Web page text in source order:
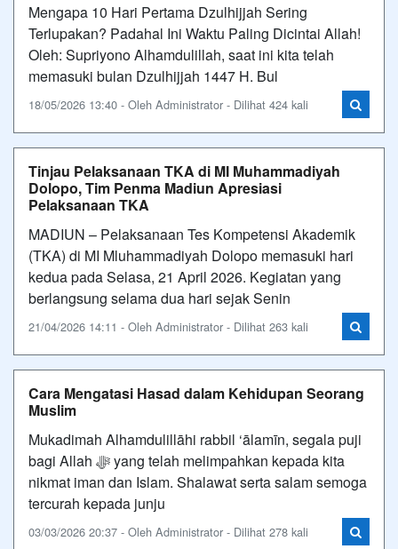
Mengapa 10 Hari Pertama Dzulhijjah Sering
Terlupakan? Padahal Ini Waktu Paling Dicintai Allah!
Oleh: Supriyono Alhamdulillah, saat ini kita telah
memasuki bulan Dzulhijjah 1447 H. Bul
18/05/2026 13:40 - Oleh Administrator - Dilihat 424 kali
Tinjau Pelaksanaan TKA di MI Muhammadiyah
Dolopo, Tim Penma Madiun Apresiasi
Pelaksanaan TKA
MADIUN – Pelaksanaan Tes Kompetensi Akademik
(TKA) di MI Mluhammadiyah Dolopo memasuki hari
kedua pada Selasa, 21 April 2026. Kegiatan yang
berlangsung selama dua hari sejak Senin
21/04/2026 14:11 - Oleh Administrator - Dilihat 263 kali
Cara Mengatasi Hasad dalam Kehidupan Seorang
Muslim
Mukadimah Alhamdulillāhi rabbil ‘ālamīn, segala puji
bagi Allah ﷻ yang telah melimpahkan kepada kita
nikmat iman dan Islam. Shalawat serta salam semoga
tercurah kepada junju
03/03/2026 20:37 - Oleh Administrator - Dilihat 278 kali